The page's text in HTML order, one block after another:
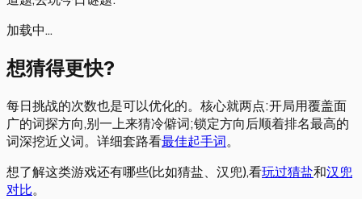
加载中…
想猜得更快?
每日挑战的次数也是可以优化的。核心就两点:开局用覆盖面
广的词探方向,别一上来猜冷僻词;锁定方向后顺着排名最高的
词深挖近义词。详细套路看最佳起手词。
想了解这类游戏还有哪些(比如猜盐、汉兜),看玩过猜盐和汉兜
对比。